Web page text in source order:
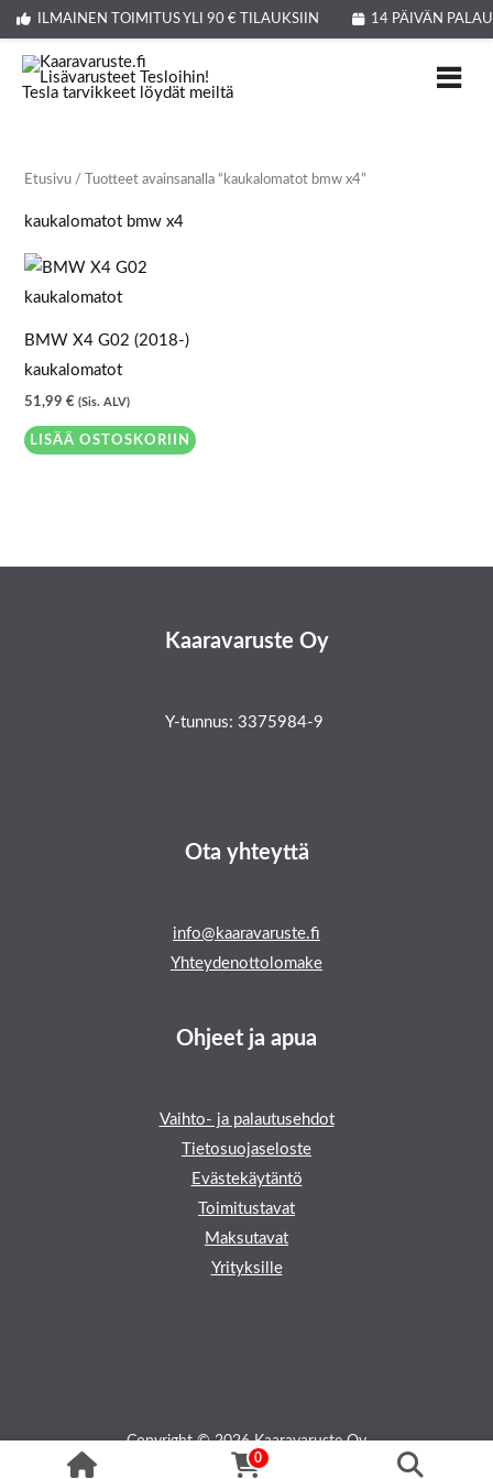
ILMAINEN TOIMITUS YLI 90 € TILAUKSIIN 14 PÄIVÄN
Siirry
sisältöön
Etusivu / Tuotteet avainsanalla “kaukalomatot bmw x4”
kaukalomatot bmw x4
BMW X4 G02 (2018-)
kaukalomatot
51,99€ (Sis. ALV)
LISÄÄ OSTOSKORIIN
Kaaravaruste Oy
Y-tunnus: 3375984-9
Ota yhteyttä
info@kaaravaruste.fi
Yhteydenottolomake
Ohjeet ja apua
Vaihto- ja palautusehdot
Tietosuojaseloste
Evästekäytäntö
Toimitustavat
Maksutavat
Yrityksille
Copyright © 2026 Kaaravaruste Oy
0